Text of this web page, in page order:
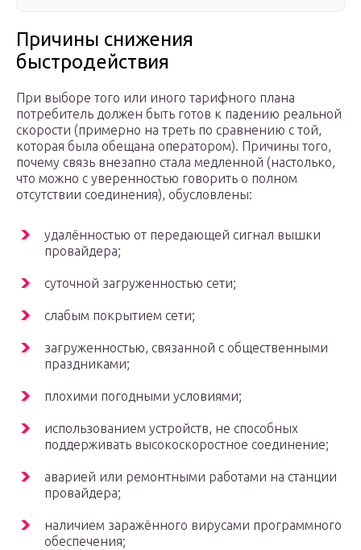
Причины снижения
быстродействия
При выборе того или иного тарифного плана
потребитель должен быть готов к падению реальной
скорости (примерно на треть по сравнению с той,
которая была обещана оператором). Причины того,
почему связь внезапно стала медленной (настолько,
что можно с уверенностью говорить о полном
отсутствии соединения), обусловлены:
удалённостью от передающей сигнал вышки
провайдера;
суточной загруженностью сети;
слабым покрытием сети;
загруженностью, связанной с общественными
праздниками;
плохими погодными условиями;
использованием устройств, не способных
поддерживать высокоскоростное соединение;
аварией или ремонтными работами на станции
провайдера;
наличием заражённого вирусами программного
обеспечения;